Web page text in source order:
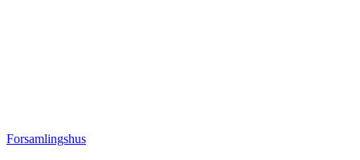
Forsamlingshus